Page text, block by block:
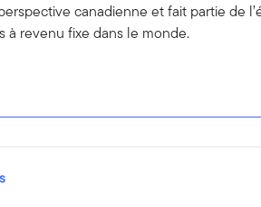
canadienne et fait partie de
à revenu fixe dans le monde.